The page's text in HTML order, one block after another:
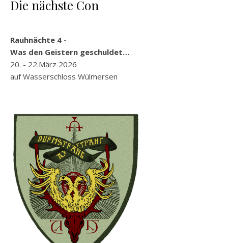
Die nächste Con
Rauhnächte 4 -
Was den Geistern geschuldet…
20. - 22.März 2026
auf Wasserschloss Wülmersen